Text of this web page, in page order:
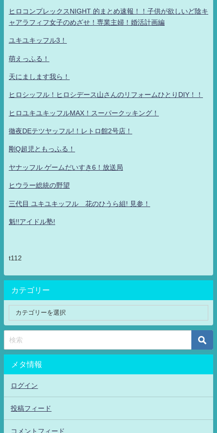
ヒロコンプレックスNIGHT 的まとめ速報！！子供が欲しいど陰キ
ャアラフィフ女子のめざせ！専業主婦！婚活計画編
ユキユキッフル3！
萌えっふる！
天にまします我ら！
ヒロシッフル！ヒロシデース山さんのリフォームひとりDIY！！
ヒロユキユキッフルMAX！スーパークッキング！
徹夜DEテツヤッフル!！レトロ館2号店！
剛Q超児ともっふる！
ヤナッフル ゲームだいすき6！放送局
ヒウラー総統の野望
三代目 ユキユキッフル 花のひうら組! 見参！
魁!!アイドル塾!
t112
カテゴリー
メタ情報
ログイン
投稿フィード
コメントフィード